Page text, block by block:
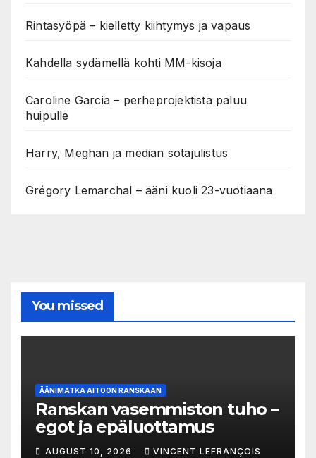
Rintasyöpä – kielletty kiihtymys ja vapaus
Kahdella sydämellä kohti MM-kisoja
Caroline Garcia – perheprojektista paluu
huipulle
Harry, Meghan ja median sotajulistus
Grégory Lemarchal – ääni kuoli 23-vuotiaana
You missed
ÄÄNIMATKA AITOON RANSKAAN
Ranskan vasemmiston tuho –
egot ja epäluottamus
AUGUST 10, 2026 VINCENT LEFRANÇOIS